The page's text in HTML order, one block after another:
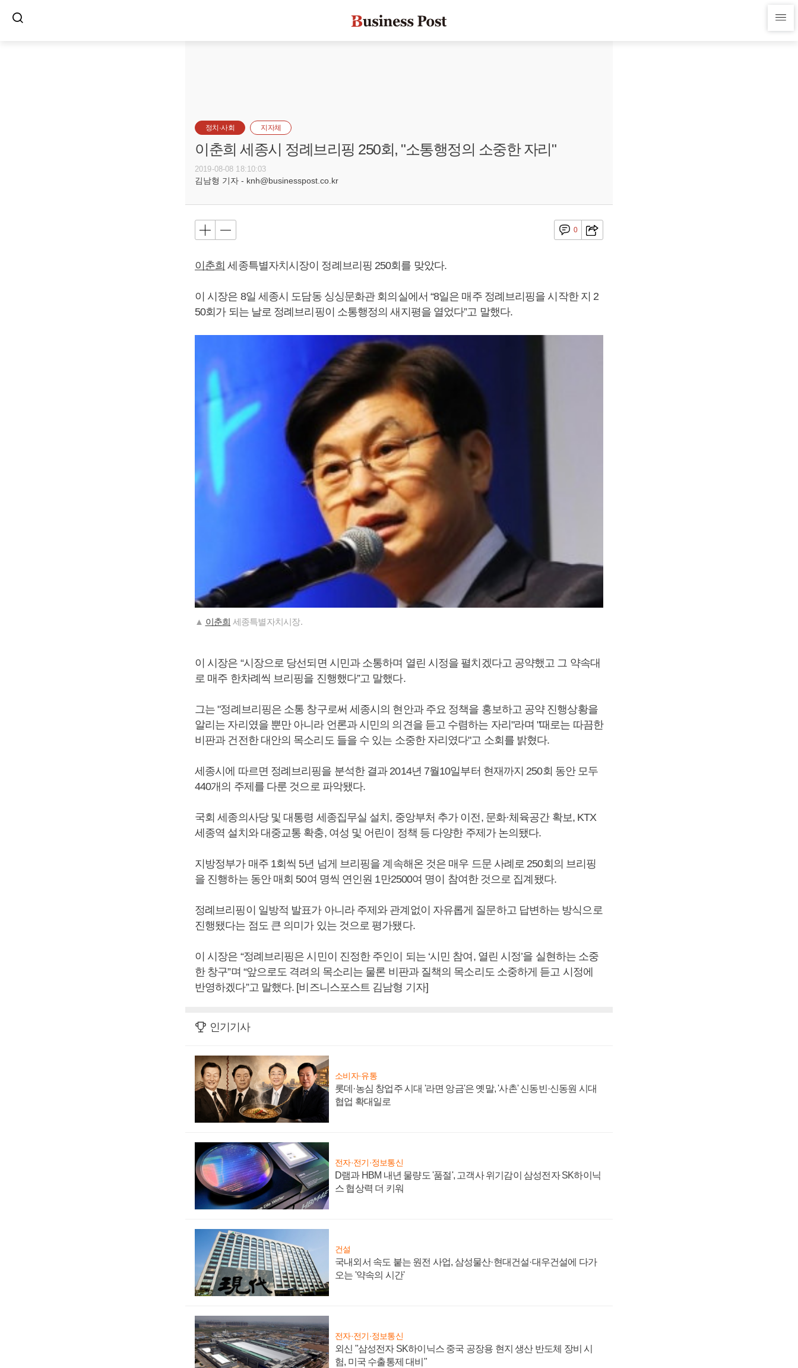
정치·사회 지자체
이춘희 세종시 정례브리핑 250회, "소통행정의 소중한 자리"
2019-08-08 18:10:03
김남형 기자 - knh@businesspost.co.kr
0
이춘희 세종특별자치시장이 정례브리핑 250회를 맞았다.
이 시장은 8일 세종시 도담동 싱싱문화관 회의실에서 “8일은 매주 정례브리핑을 시작한 지 2
50회가 되는 날로 정례브리핑이 소통행정의 새지평을 열었다”고 말했다.
▲ 이춘희 세종특별자치시장.
이 시장은 “시장으로 당선되면 시민과 소통하며 열린 시정을 펼치겠다고 공약했고 그 약속대
로 매주 한차례씩 브리핑을 진행했다”고 말했다.
그는 "정례브리핑은 소통 창구로써 세종시의 현안과 주요 정책을 홍보하고 공약 진행상황을
알리는 자리였을 뿐만 아니라 언론과 시민의 의견을 듣고 수렴하는 자리"라며 "때로는 따끔한
비판과 건전한 대안의 목소리도 들을 수 있는 소중한 자리였다"고 소회를 밝혔다.
세종시에 따르면 정례브리핑을 분석한 결과 2014년 7월10일부터 현재까지 250회 동안 모두
440개의 주제를 다룬 것으로 파악됐다.
국회 세종의사당 및 대통령 세종집무실 설치, 중앙부처 추가 이전, 문화·체육공간 확보, KTX
세종역 설치와 대중교통 확충, 여성 및 어린이 정책 등 다양한 주제가 논의됐다.
지방정부가 매주 1회씩 5년 넘게 브리핑을 계속해온 것은 매우 드문 사례로 250회의 브리핑
을 진행하는 동안 매회 50여 명씩 연인원 1만2500여 명이 참여한 것으로 집계됐다.
정례브리핑이 일방적 발표가 아니라 주제와 관계없이 자유롭게 질문하고 답변하는 방식으로
진행됐다는 점도 큰 의미가 있는 것으로 평가됐다.
이 시장은 “정례브리핑은 시민이 진정한 주인이 되는 ‘시민 참여, 열린 시정’을 실현하는 소중
한 창구”며 “앞으로도 격려의 목소리는 물론 비판과 질책의 목소리도 소중하게 듣고 시정에
반영하겠다”고 말했다. [비즈니스포스트 김남형 기자]
인기기사
소비자·유통
롯데·농심 창업주 시대 '라면 앙금'은 옛말, '사촌' 신동빈·신동원 시대
협업 확대일로
전자·전기·정보통신
D램과 HBM 내년 물량도 '품절', 고객사 위기감이 삼성전자 SK하이닉
스 협상력 더 키워
건설
국내외서 속도 붙는 원전 사업, 삼성물산·현대건설·대우건설에 다가
오는 '약속의 시간'
전자·전기·정보통신
외신 "삼성전자 SK하이닉스 중국 공장용 현지 생산 반도체 장비 시
험, 미국 수출통제 대비"